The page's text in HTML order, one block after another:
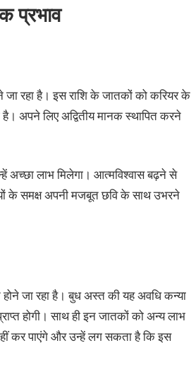
प्रभाव
रहा है। इस राशि के जातकों को करियर के
अपने लिए अद्वितीय मानक स्थापित करने
अच्छा लाभ मिलेगा। आत्मविश्वास बढ़ने से
के समक्ष अपनी मजबूत छवि के साथ उभरने
जा रहा है। बुध अस्त की यह अवधि कन्या
होगी। साथ ही इन जातकों को अन्य लाभ
कर पाएंगे और उन्हें लग सकता है कि इस